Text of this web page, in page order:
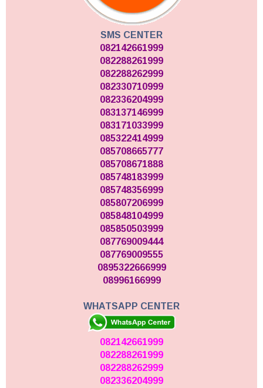
SMS CENTER
082142661999
082288261999
082288262999
082330710999
082336204999
083137146999
083171033999
085322414999
085708665777
085708671888
085748183999
085748356999
085807206999
085848104999
085850503999
087769009444
087769009555
0895322666999
08996166999
WHATSAPP CENTER
082142661999
082288261999
082288262999
082336204999